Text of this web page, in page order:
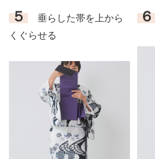
５
垂らした帯を上から
くぐらせる
６